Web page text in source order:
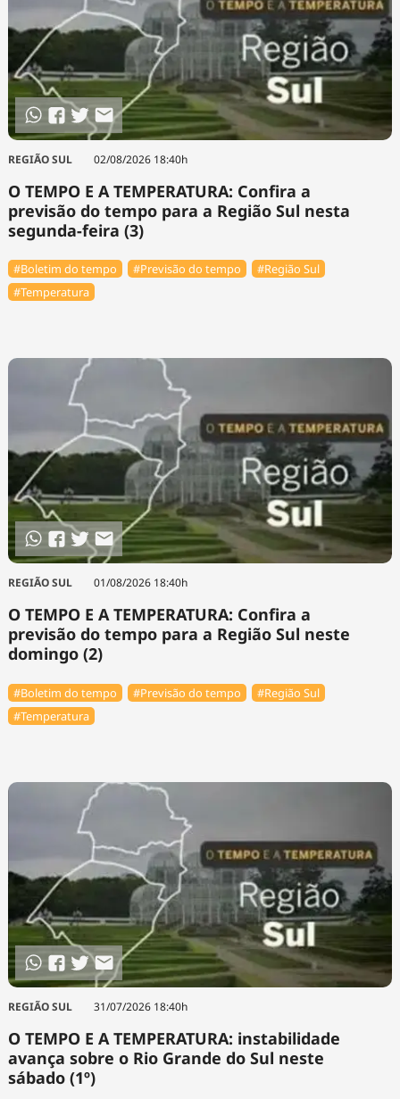
REGIÃO SUL 02/08/2026 18:40h
O TEMPO E A TEMPERATURA: Confira a
previsão do tempo para a Região Sul nesta
segunda-feira (3)
#Boletim do tempo #Previsão do tempo
#Região Sul
#Temperatura
REGIÃO SUL 01/08/2026 18:40h
O TEMPO E A TEMPERATURA: Confira a
previsão do tempo para a Região Sul neste
domingo (2)
#Boletim do tempo #Previsão do tempo
#Região Sul
#Temperatura
REGIÃO SUL 31/07/2026 18:40h
O TEMPO E A TEMPERATURA: instabilidade
avança sobre o Rio Grande do Sul neste
sábado (1º)